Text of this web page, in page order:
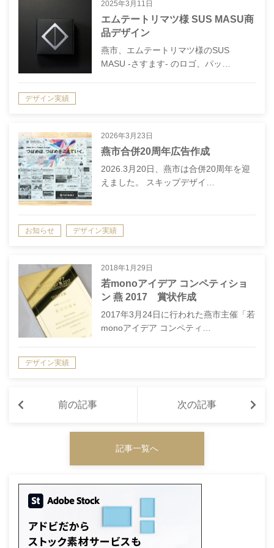
2025年3月11日
エムテートリマツ様 SUS MASU商
品デザイン
燕市、エムテートリマツ様のSUS
MASU -さすます- のロゴ、パッ…
デザイン実績
2026年3月23日
燕市合併20周年広告作成
2026.3月20日、燕市は合併20周年を迎
えました。 スキップデザイ…
お知らせ デザイン実績
2018年1月29日
若monoアイデア コンペティショ
ン 燕 2017 賞状作成
2017年3月24日に行われた燕市主催「若
monoアイデア コンペティ…
デザイン実績
前の記事 次の記事
記事一覧へ